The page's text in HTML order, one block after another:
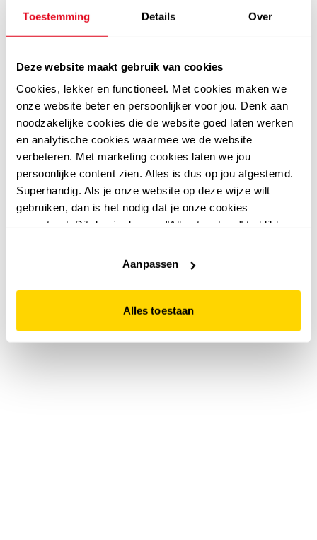
Toestemming Details Over
Deze website maakt gebruik van cookies
Cookies, lekker en functioneel. Met cookies maken we
onze website beter en persoonlijker voor jou. Denk aan
noodzakelijke cookies die de website goed laten werken
en analytische cookies waarmee we de website
verbeteren. Met marketing cookies laten we jou
persoonlijke content zien. Alles is dus op jou afgestemd.
Superhandig. Als je onze website op deze wijze wilt
gebruiken, dan is het nodig dat je onze cookies
accepteert. Dit doe je door op "Alles toestaan" te klikken.
website niet optimaal functioneert.
Aanpassen
Alles toestaan